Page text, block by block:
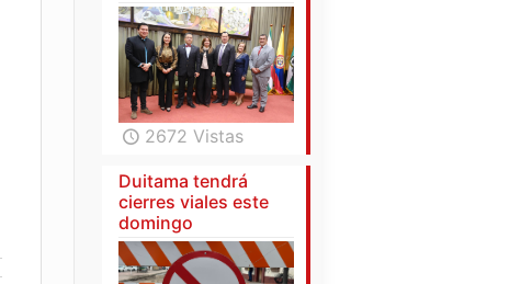
2672 Vistas
Duitama tendrá
cierres viales este
domingo